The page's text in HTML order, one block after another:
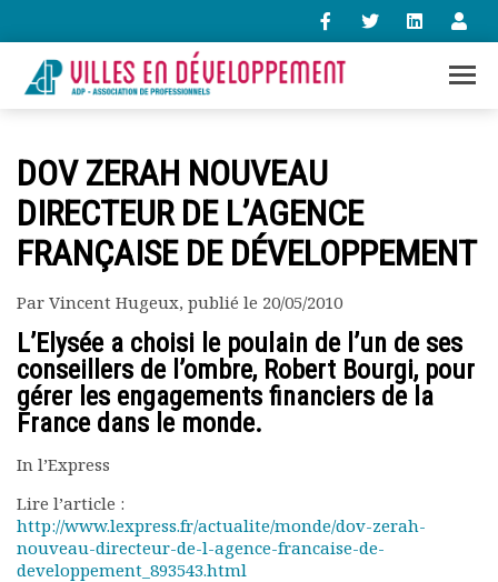
contact@villes-developpement.org
Accueil
L’association
Qui sommes-nous ?
Présentation vidéo
Le bureau
Statuts de l’association
Vie de l’association
Calendrier des activités
Assemblées générales
Rapports moraux
Rapports financiers
Nous rejoindre
DOV ZERAH NOUVEAU
DIRECTEUR DE L’AGENCE
FRANÇAISE DE DÉVELOPPEMENT
Par Vincent Hugeux, publié le 20/05/2010
L’Elysée a choisi le poulain de l’un de ses
conseillers de l’ombre, Robert Bourgi, pour
gérer les engagements financiers de la
France dans le monde.
In l’Express
Lire l’article :
http://www.lexpress.fr/actualite/monde/dov-zerah-
nouveau-directeur-de-l-agence-francaise-de-
developpement_893543.html